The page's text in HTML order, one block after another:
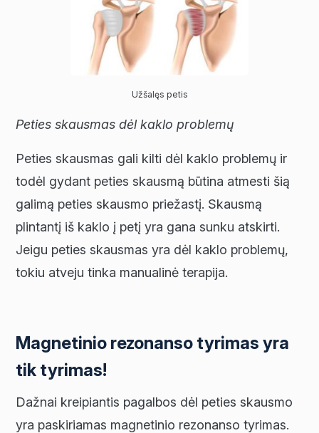
Užšalęs petis
Peties skausmas dėl kaklo problemų
Peties skausmas gali kilti dėl kaklo problemų ir
todėl gydant peties skausmą būtina atmesti šią
galimą peties skausmo priežastį. Skausmą
plintantį iš kaklo į petį yra gana sunku atskirti.
Jeigu peties skausmas yra dėl kaklo problemų,
tokiu atveju tinka manualinė terapija.
Magnetinio rezonanso tyrimas yra
tik tyrimas!
Dažnai kreipiantis pagalbos dėl peties skausmo
yra paskiriamas magnetinio rezonanso tyrimas.